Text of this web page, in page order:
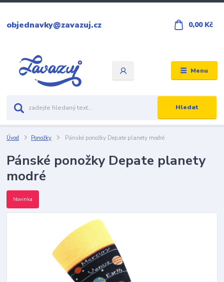
Menu
Hledat
objednavky@zavazuj.cz 0,00 Kč
Úvod Ponožky Pánské ponožky Depate planety modré
Pánské ponožky Depate planety
modré
Novinka